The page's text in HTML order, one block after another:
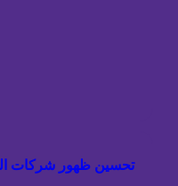
تحسين ظهور شركات